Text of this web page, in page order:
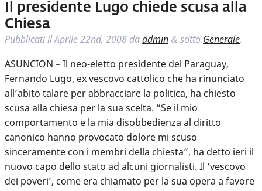
Il presidente Lugo chiede scusa alla
Chiesa
Pubblicati ilAprile 22nd, 2008 daadmin & sotto Generale.
ASUNCION – Il neo-eletto presidente del Paraguay,
Fernando Lugo, ex vescovo cattolico che ha rinunciato
all’abito talare per abbracciare la politica, ha chiesto
scusa alla chiesa per la sua scelta. ”Se il mio
comportamento e la mia disobbedienza al diritto
canonico hanno provocato dolore mi scuso
sinceramente con i membri della chiesta”, ha detto ieri il
nuovo capo dello stato ad alcuni giornalisti. Il ‘vescovo
dei poveri’, come era chiamato per la sua opera a favore